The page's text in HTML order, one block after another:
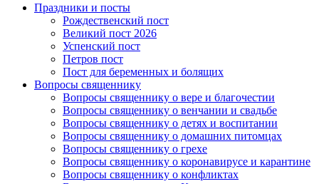
Праздники и посты
Рождественский пост
Великий пост 2026
Успенский пост
Петров пост
Пост для беременных и болящих
Вопросы священнику
Вопросы священнику о вере и благочестии
Вопросы священнику о венчании и свадьбе
Вопросы священнику о детях и воспитании
Вопросы священнику о домашних питомцах
Вопросы священнику о грехе
Вопросы священнику о коронавирусе и карантине
Вопросы священнику о конфликтах